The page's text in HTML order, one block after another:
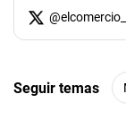
@
Seguir temas